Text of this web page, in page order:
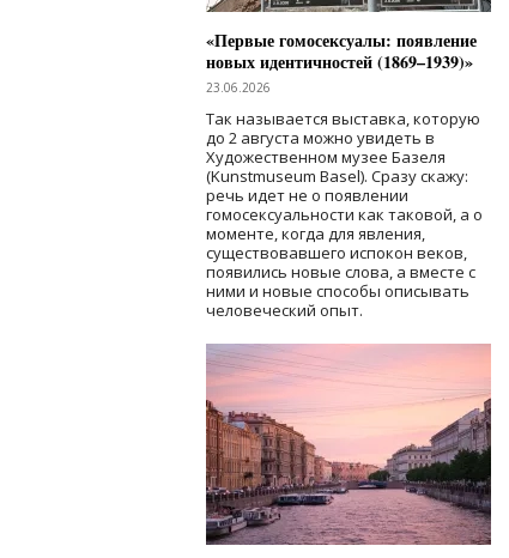
«Первые гомосексуалы: появление
новых идентичностей (1869–1939)»
23.06.2026
Так называется выставка, которую
до 2 августа можно увидеть в
Художественном музее Базеля
(Kunstmuseum Basel). Сразу скажу:
речь идет не о появлении
гомосексуальности как таковой, а о
моменте, когда для явления,
существовавшего испокон веков,
появились новые слова, а вместе с
ними и новые способы описывать
человеческий опыт.